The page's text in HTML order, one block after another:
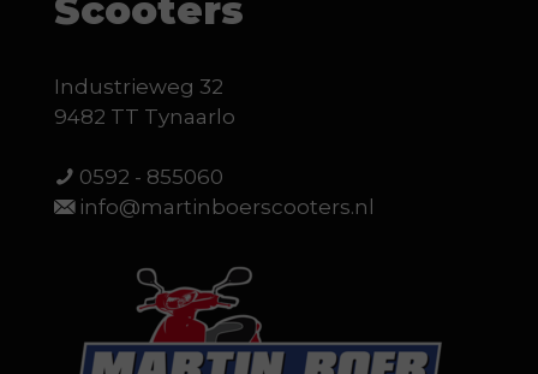
Scooters
Industrieweg 32
9482 TT Tynaarlo
0592 - 855060
info@martinboerscooters.nl